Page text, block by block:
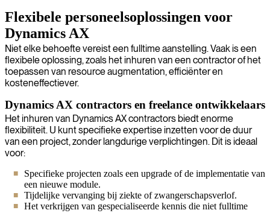
Flexibele personeelsoplossingen voor
Dynamics AX
Niet elke behoefte vereist een fulltime aanstelling. Vaak is een
flexibele oplossing, zoals het inhuren van een contractor of het
toepassen van resource augmentation, efficiënter en
kosteneffectiever.
Dynamics AX contractors en freelance ontwikkelaars
Het inhuren van Dynamics AX contractors biedt enorme
flexibiliteit. U kunt specifieke expertise inzetten voor de duur
van een project, zonder langdurige verplichtingen. Dit is ideaal
voor:
Specifieke projecten zoals een upgrade of de implementatie van
een nieuwe module.
Tijdelijke vervanging bij ziekte of zwangerschapsverlof.
Het verkrijgen van gespecialiseerde kennis die niet fulltime